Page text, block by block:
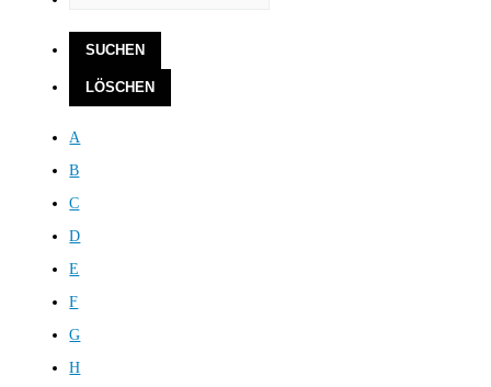
A
B
C
D
E
F
G
H